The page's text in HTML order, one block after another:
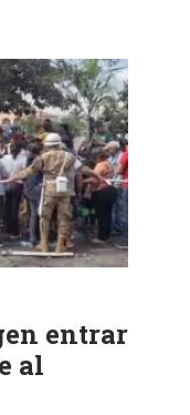
entrar
al